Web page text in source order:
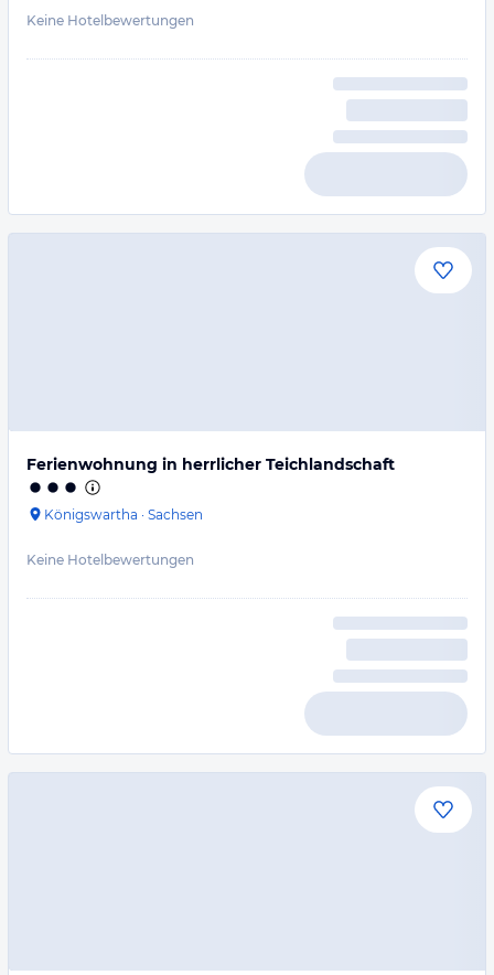
Keine Hotelbewertungen
Ferienwohnung in herrlicher Teichlandschaft
Königswartha · Sachsen
Keine Hotelbewertungen